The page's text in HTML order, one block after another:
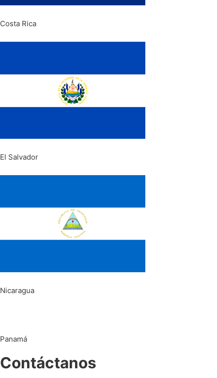
Costa Rica
El Salvador
Nicaragua
Panamá
Contáctanos